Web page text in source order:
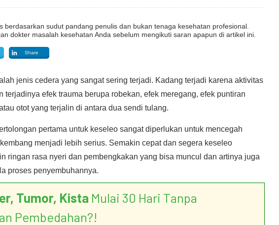
berdasarkan sudut pandang penulis dan bukan tenaga kesehatan profesional.
dokter masalah kesehatan Anda sebelum mengikuti saran apapun di artikel ini.
Share
jenis cedera yang sangat sering terjadi. Kadang terjadi karena aktivitas
terjadinya efek trauma berupa robekan, efek meregang, efek puntiran
otot yang terjalin di antara dua sendi tulang.
pertama untuk keseleo sangat diperlukan untuk mencegah
menjadi lebih serius. Semakin cepat dan segera keseleo
ringan rasa nyeri dan pembengkakan yang bisa muncul dan artinya juga
proses penyembuhannya.
Tumor, Kista Mulai 30 Hari Tanpa
Pembedahan?!